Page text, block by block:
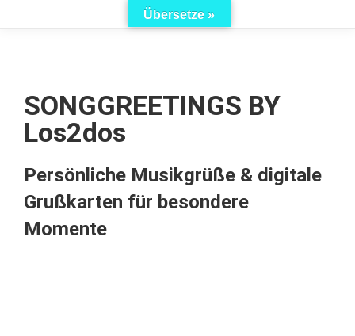
SONGGREETINGS BY
Los2dos
Persönliche Musikgrüße & digitale
Grußkarten für besondere
Momente
Übersetze »